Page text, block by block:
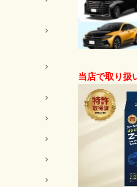
当店で取り扱